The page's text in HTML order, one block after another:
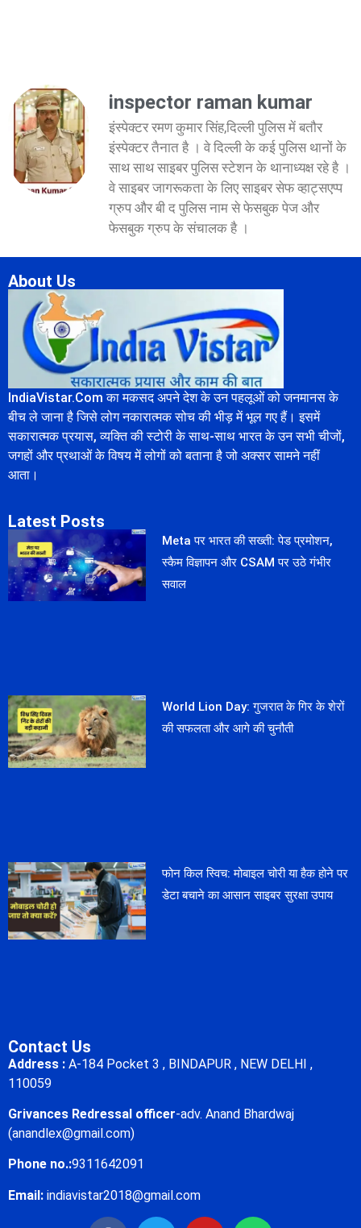
inspector raman kumar
इंस्पेक्टर रमण कुमार सिंह,दिल्ली पुलिस में बतौर
इंस्पेक्टर तैनात है । वे दिल्ली के कई पुलिस थानों के
साथ साथ साइबर पुलिस स्टेशन के थानाध्यक्ष रहे है ।
वे साइबर जागरूकता के लिए साइबर सेफ व्हाट्सएप्प
ग्रुप और बी द पुलिस नाम से फेसबुक पेज और
फेसबुक ग्रुप के संचालक है ।
About Us
IndiaVistar.Com का मकसद अपने देश के उन पहलूओं को जनमानस के
बीच ले जाना है जिसे लोग नकारात्मक सोच की भीड़ में भूल गए हैं। इसमें
सकारात्मक प्रयास, व्यक्ति की स्टोरी के साथ-साथ भारत के उन सभी चीजों,
जगहों और प्रथाओं के विषय में लोगों को बताना है जो अक्सर सामने नहीं
आता।
Latest Posts
Meta पर भारत की सख्ती: पेड प्रमोशन,
स्कैम विज्ञापन और CSAM पर उठे गंभीर
सवाल
World Lion Day: गुजरात के गिर के शेरों
की सफलता और आगे की चुनौती
फोन किल स्विच: मोबाइल चोरी या हैक होने पर
डेटा बचाने का आसान साइबर सुरक्षा उपाय
Contact Us
Address : A-184 Pocket 3 , BINDAPUR , NEW DELHI ,
110059
Grivances Redressal officer-adv. Anand Bhardwaj
(anandlex@gmail.com)
Phone no.:9311642091
Email: indiavistar2018@gmail.com